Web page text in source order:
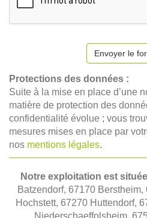
Envoyer le
Protections des données :
Suite à la mise en place d’une
matière de protection des
confidentialité évolue ; vous
mesures mises en place par
nos mentions légales.
Notre exploitation est
Batzendorf, 67170
Hochstett, 67270 Huttendorf,
Niederschaeffolsheim,